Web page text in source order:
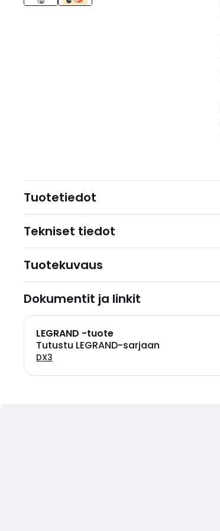
Tuotetiedot
Tekniset tiedot
Tuotekuvaus
Dokumentit ja linkit
LEGRAND -tuote
Tutustu LEGRAND-sarjaan
DX3